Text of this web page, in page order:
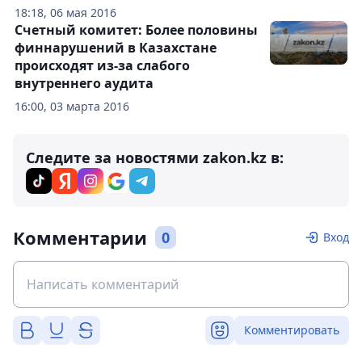
18:18, 06 мая 2016
16:00, 03 марта 2016
Счетный комитет: Более половины
финнарушений в Казахстане
происходят из-за слабого
внутреннего аудита
Следите за новостями zakon.kz в:
Комментарии 0 Вход
Комментировать